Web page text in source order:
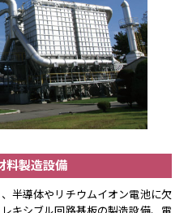
料製造設備
半導体やリチウムイオン電池に欠